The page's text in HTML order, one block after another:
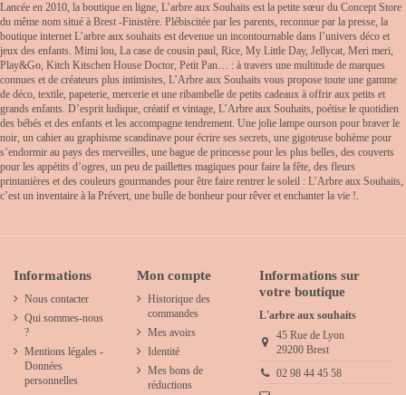
Lancée en 2010, la boutique en ligne, L’arbre aux Souhaits est la petite sœur du Concept Store
du même nom situé à Brest -Finistère. Plébiscitée par les parents, reconnue par la presse, la
boutique internet L’arbre aux souhaits est devenue un incontournable dans l’univers déco et
jeux des enfants. Mimi lou, La case de cousin paul, Rice, My Little Day, Jellycat, Meri meri,
Play&Go, Kitch Kitschen House Doctor, Petit Pan… : à travers une multitude de marques
connues et de créateurs plus intimistes, L’Arbre aux Souhaits vous propose toute une gamme
de déco, textile, papeterie, mercerie et une ribambelle de petits cadeaux à offrir aux petits et
grands enfants. D’esprit ludique, créatif et vintage, L’Arbre aux Souhaits, poétise le quotidien
des bébés et des enfants et les accompagne tendrement. Une jolie lampe ourson pour braver le
noir, un cahier au graphisme scandinave pour écrire ses secrets, une gigoteuse bohème pour
s’endormir au pays des merveilles, une bague de princesse pour les plus belles, des couverts
pour les appétits d’ogres, un peu de paillettes magiques pour faire la fête, des fleurs
printanières et des couleurs gourmandes pour être faire rentrer le soleil : L’Arbre aux Souhaits,
c’est un inventaire à la Prévert, une bulle de bonheur pour rêver et enchanter la vie !.
Informations
Nous contacter
Qui sommes-nous
?
Mentions légales -
Données
personnelles
Mon compte
Historique des
commandes
Mes avoirs
Identité
Mes bons de
réductions
Informations sur
votre boutique
L'arbre aux souhaits
45 Rue de Lyon
29200 Brest
02 98 44 45 58